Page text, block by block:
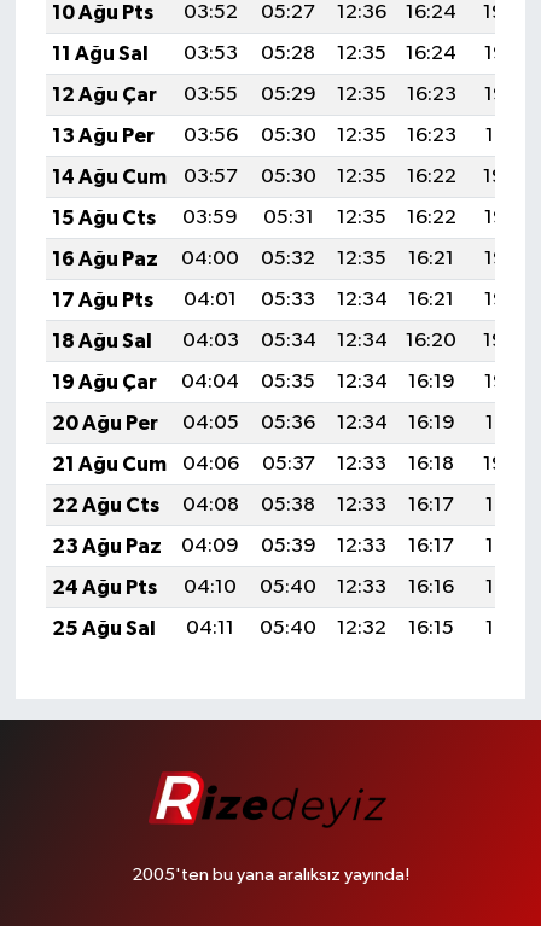
10 Ağu Pts
03:52 05:27 12:36 16:24
19:34
11 Ağu Sal
03:53 05:28 12:35 16:24
19:33
12 Ağu Çar
03:55 05:29 12:35 16:23
19:32
13 Ağu Per
03:56 05:30 12:35 16:23
19:31
14 Ağu Cum
03:57 05:30 12:35 16:22
19:29
15 Ağu Cts
03:59 05:31 12:35 16:22
19:28
16 Ağu Paz
04:00 05:32 12:35 16:21
19:27
17 Ağu Pts
04:01 05:33 12:34 16:21
19:26
18 Ağu Sal
04:03 05:34 12:34 16:20
19:24
19 Ağu Çar
04:04 05:35 12:34 16:19
19:23
20 Ağu Per
04:05 05:36 12:34 16:19
19:21
21 Ağu Cum
04:06 05:37 12:33 16:18
19:20
22 Ağu Cts
04:08 05:38 12:33 16:17
19:19
23 Ağu Paz
04:09 05:39 12:33 16:17
19:17
24 Ağu Pts
04:10 05:40 12:33 16:16
19:16
25 Ağu Sal
04:11 05:40 12:32 16:15 19:14
2005'ten bu yana aralıksız yayında!